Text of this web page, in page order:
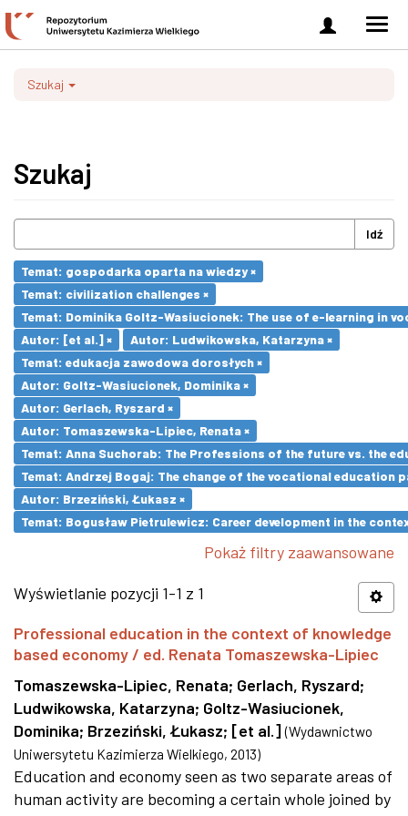
Zaloguj
się
Szukaj
Szukaj
Idź
Temat: gospodarka oparta na wiedzy ×
Temat: civilization challenges ×
Temat: Dominika Goltz-Wasiucionek: The use of e-learning in
Autor: [et al.] ×
Autor: Ludwikowska, Katarzyna ×
Temat: edukacja zawodowa dorosłych ×
Autor: Goltz-Wasiucionek, Dominika ×
Autor: Gerlach, Ryszard ×
Autor: Tomaszewska-Lipiec, Renata ×
Temat: Anna Suchorab: The Professions of the future vs. the
Temat: Andrzej Bogaj: The change of the vocational education
Autor: Brzeziński, Łukasz ×
Temat: Bogusław Pietrulewicz: Career development in the
Pokaż filtry zaawansowane
Wyświetlanie pozycji 1-1 z 1
Professional education in the context of knowledge
based economy / ed. Renata Tomaszewska-Lipiec
Tomaszewska-Lipiec, Renata; Gerlach, Ryszard;
Ludwikowska, Katarzyna; Goltz-Wasiucionek,
Dominika; Brzeziński, Łukasz; [et al.] (Wydawnictwo
Uniwersytetu Kazimierza Wielkiego, 2013)
Education and economy seen as two separate areas of
human activity are becoming a certain whole joined by